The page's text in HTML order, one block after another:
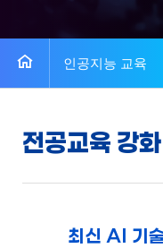
인공지능 교육
전공교육 강화
최신 AI 기